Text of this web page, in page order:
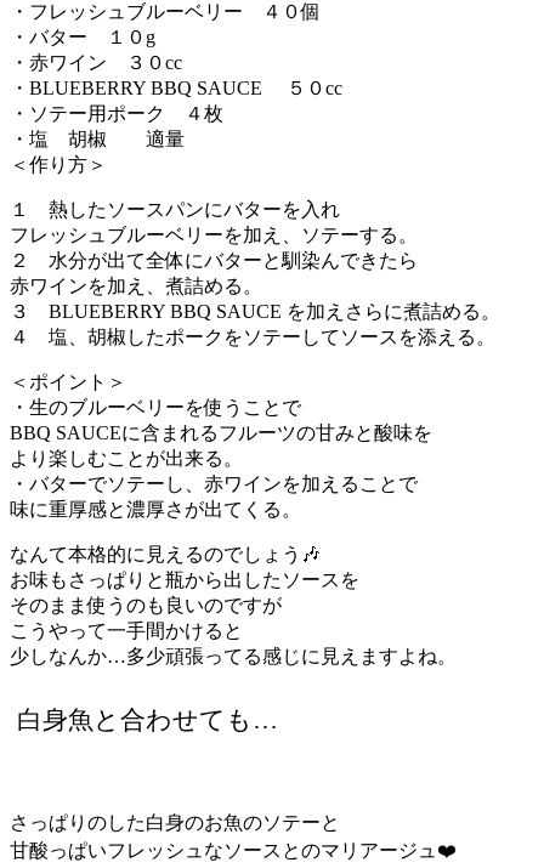
・フレッシュブルーベリー ４０個
・バター １０g
・赤ワイン ３０cc
・BLUEBERRY BBQ SAUCE ５０cc
・ソテー用ポーク ４枚
・塩 胡椒 適量
＜作り方＞
１ 熱したソースパンにバターを入れ
フレッシュブルーベリーを加え、ソテーする。
２ 水分が出て全体にバターと馴染んできたら
赤ワインを加え、煮詰める。
３ BLUEBERRY BBQ SAUCE を加えさらに煮詰める。
４ 塩、胡椒したポークをソテーしてソースを添える。
＜ポイント＞
・生のブルーベリーを使うことで
BBQ SAUCEに含まれるフルーツの甘みと酸味を
より楽しむことが出来る。
・バターでソテーし、赤ワインを加えることで
味に重厚感と濃厚さが出てくる。
なんて本格的に見えるのでしょう🎶
お味もさっぱりと瓶から出したソースを
そのまま使うのも良いのですが
こうやって一手間かけると
少しなんか…多少頑張ってる感じに見えますよね。
白身魚と合わせても…
さっぱりのした白身のお魚のソテーと
甘酸っぱいフレッシュなソースとのマリアージュ❤️